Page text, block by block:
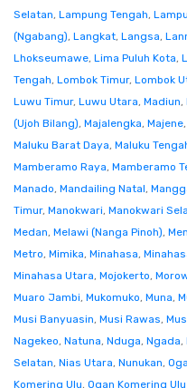
Selatan, Lampung Tengah,
(Ngabang), Langkat, Langsa,
Lhokseumawe, Lima Puluh Kota,
Tengah, Lombok Timur, Lombok
Luwu Timur, Luwu Utara, Madiun,
(Ujoh Bilang), Majalengka, Majene,
Maluku Barat Daya, Maluku
Mamberamo Raya, Mamberamo
Manado, Mandailing Natal,
Timur, Manokwari, Manokwari
Medan, Melawi (Nanga Pinoh),
Metro, Mimika, Minahasa,
Minahasa Utara, Mojokerto,
Muaro Jambi, Mukomuko, Muna,
Musi Banyuasin, Musi Rawas,
Nagekeo, Natuna, Nduga, Ngada,
Selatan, Nias Utara, Nunukan,
Komering Ulu, Ogan Komering